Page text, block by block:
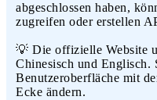
abgeschlossen haben,
zugreifen oder erstellen
💡 Die offizielle Website
Chinesisch und Englisch.
Benutzeroberfläche mit
Ecke ändern.